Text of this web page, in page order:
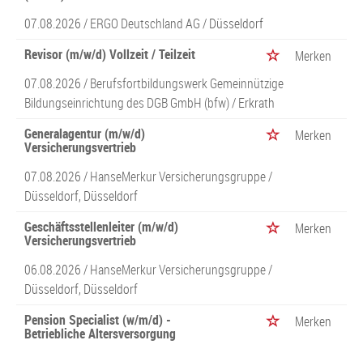
07.08.2026 /ERGO Deutschland AG/ Düsseldorf
Revisor (m/w/d) Vollzeit / Teilzeit
Merken
07.08.2026 /Berufsfortbildungswerk Gemeinnützige
Bildungseinrichtung des DGB GmbH (bfw)/ Erkrath
Generalagentur (m/w/d)
Versicherungsvertrieb
Merken
07.08.2026 /HanseMerkur Versicherungsgruppe/
Düsseldorf, Düsseldorf
Geschäftsstellenleiter (m/w/d)
Versicherungsvertrieb
Merken
06.08.2026 /HanseMerkur Versicherungsgruppe/
Düsseldorf, Düsseldorf
Pension Specialist (w/m/d) -
Betriebliche Altersversorgung
Merken